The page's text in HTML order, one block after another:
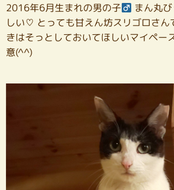
2016年6月生まれの男の子 まん丸
しい♡ とっても甘えん坊スリゴロさん
きはそっとしておいてほしいマイペー
意(^^)